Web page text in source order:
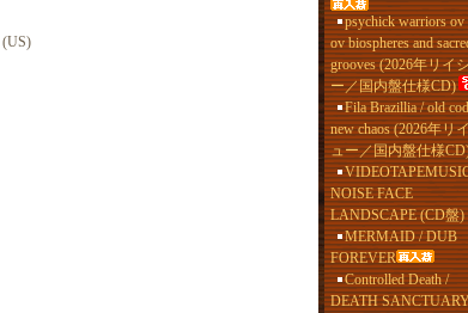
(US)
psychick warriors ov
ov biospheres and
grooves (2026年リイ
ー／国内盤仕様CD)
Fila Brazillia / old
new chaos (2026年リ
ュー／国内盤仕様
NOISE FACE
LANDSCAPE (CD盤)
MERMAID / DUB
FOREVER
Controlled Death /
DEATH